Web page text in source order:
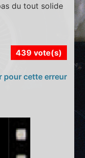
du tout solide
439 vote(s)
pour cette erreur